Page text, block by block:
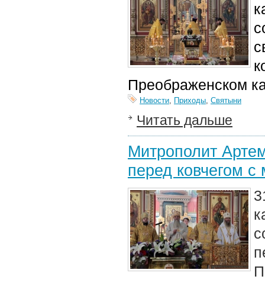
Преображенском
Новости, Приходы, Святыни
Читать дальше
Митрополит
перед ковчегом